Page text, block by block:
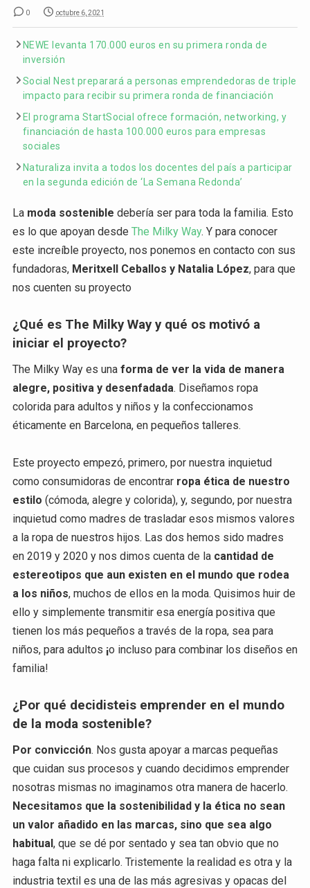
0 octubre 6, 2021
NEWE levanta 170.000 euros en su primera ronda de
inversión
Social Nest preparará a personas emprendedoras de triple
impacto para recibir su primera ronda de financiación
El programa StartSocial ofrece formación, networking, y
financiación de hasta 100.000 euros para empresas
sociales
Naturaliza invita a todos los docentes del país a participar
en la segunda edición de ‘La Semana Redonda’
La moda sostenible debería ser para toda la familia. Esto
es lo que apoyan desde The Milky Way. Y para conocer
este increíble proyecto, nos ponemos en contacto con sus
fundadoras, Meritxell Ceballos y Natalia López, para que
nos cuenten su proyecto
¿Qué es The Milky Way y qué os motivó a
iniciar el proyecto?
The Milky Way es una forma de ver la vida de manera
alegre, positiva y desenfadada. Diseñamos ropa
colorida para adultos y niños y la confeccionamos
éticamente en Barcelona, en pequeños talleres.
Este proyecto empezó, primero, por nuestra inquietud
como consumidoras de encontrar ropa ética de nuestro
estilo (cómoda, alegre y colorida), y, segundo, por nuestra
inquietud como madres de trasladar esos mismos valores
a la ropa de nuestros hijos. Las dos hemos sido madres
en 2019 y 2020 y nos dimos cuenta de la cantidad de
estereotipos que aun existen en el mundo que rodea
a los niños, muchos de ellos en la moda. Quisimos huir de
ello y simplemente transmitir esa energía positiva que
tienen los más pequeños a través de la ropa, sea para
niños, para adultos ¡o incluso para combinar los diseños en
familia!
¿Por qué decidisteis emprender en el mundo
de la moda sostenible?
Por convicción. Nos gusta apoyar a marcas pequeñas
que cuidan sus procesos y cuando decidimos emprender
nosotras mismas no imaginamos otra manera de hacerlo.
Necesitamos que la sostenibilidad y la ética no sean
un valor añadido en las marcas, sino que sea algo
habitual, que se dé por sentado y sea tan obvio que no
haga falta ni explicarlo. Tristemente la realidad es otra y la
industria textil es una de las más agresivas y opacas del